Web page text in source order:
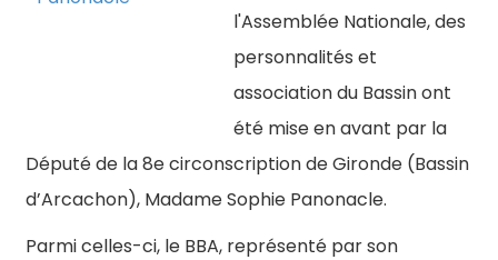
l'Assemblée Nationale, des
personnalités et
association du Bassin ont
été mise en avant par la
Député de la 8e circonscription de Gironde (Bassin
d’Arcachon), Madame Sophie Panonacle.
Parmi celles-ci, le BBA, représenté par son